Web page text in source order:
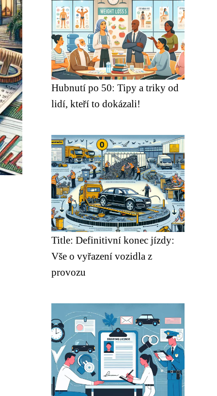
Hubnutí po 50: Tipy a triky od
lidí, kteří to dokázali!
Title: Definitivní konec jízdy:
Vše o vyřazení vozidla z
provozu